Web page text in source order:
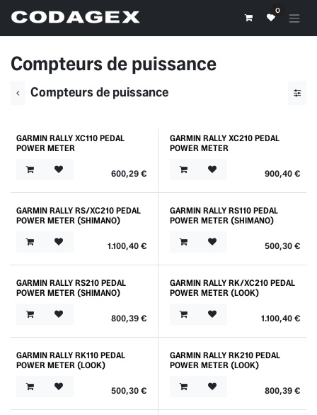
0
Compteurs de puissance
Compteurs de puissance
GARMIN RALLY XC110 PEDAL
POWER METER
600,29€
GARMIN RALLY XC210 PEDAL
POWER METER
900,40€
GARMIN RALLY RS/XC210 PEDAL
POWER METER (SHIMANO)
1.100,40€
GARMIN RALLY RS110 PEDAL
POWER METER (SHIMANO)
500,30€
GARMIN RALLY RS210 PEDAL
POWER METER (SHIMANO)
800,39€
GARMIN RALLY RK/XC210 PEDAL
POWER METER (LOOK)
1.100,40€
GARMIN RALLY RK110 PEDAL
POWER METER (LOOK)
500,30€
GARMIN RALLY RK210 PEDAL
POWER METER (LOOK)
800,39€